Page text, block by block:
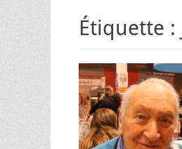
Étiquette :